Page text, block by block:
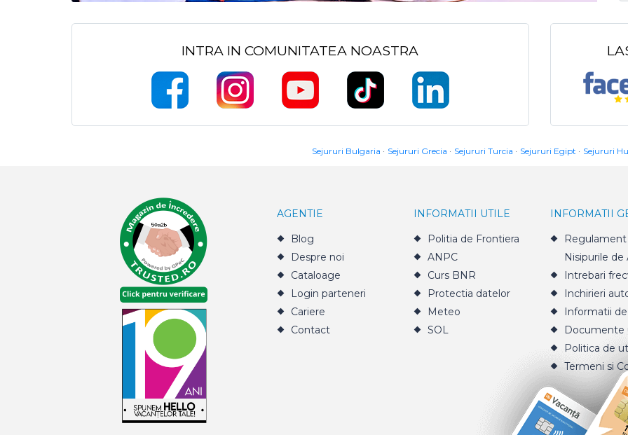
INTRA IN COMUNITATEA NOASTRA
Sejururi Bulgaria Sejururi Grecia Sejururi Turcia Sejururi Egipt Sejururi
AGENTIE
Blog
Despre noi
Cataloage
Login parteneri
Cariere
Contact
INFORMATII UTILE
Politia de Frontiera
ANPC
Curs BNR
Protectia datelor
Meteo
SOL
INFORMATII
Regulament
Nisipurile de
Intrebari
Inchirieri
Informatii
Documente
Politica de
Termeni si